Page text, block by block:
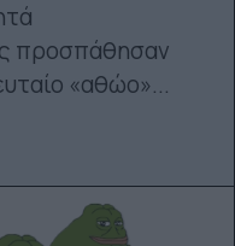
προσπάθησαν
«αθώο»...